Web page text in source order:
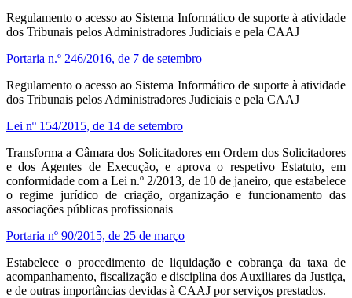
Regulamento o acesso ao Sistema Informático de suporte à atividade
dos Tribunais pelos Administradores Judiciais e pela CAAJ
Portaria n.º 246/2016, de 7 de setembro
Regulamento o acesso ao Sistema Informático de suporte à atividade
dos Tribunais pelos Administradores Judiciais e pela CAAJ
Lei nº 154/2015, de 14 de setembro
Transforma a Câmara dos Solicitadores em Ordem dos Solicitadores
e dos Agentes de Execução, e aprova o respetivo Estatuto, em
conformidade com a Lei n.º 2/2013, de 10 de janeiro, que estabelece
o regime jurídico de criação, organização e funcionamento das
associações públicas profissionais
Portaria nº 90/2015, de 25 de março
Estabelece o procedimento de liquidação e cobrança da taxa de
acompanhamento, fiscalização e disciplina dos Auxiliares da Justiça,
e de outras importâncias devidas à CAAJ por serviços prestados.